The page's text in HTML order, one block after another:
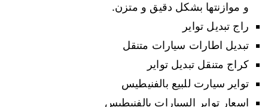
و موازنتها بشكل دقيق و متزن.
راج تبديل تواير
تبديل اطارات سيارات متنقل
كراج متنقل تبديل تواير
تواير سيارت للبيع بالفنيطيس
اسعار تواير السيارات بالفنيطيس